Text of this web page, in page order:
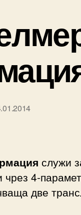
служи
4-
две